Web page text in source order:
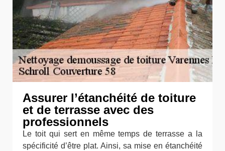
Assurer l’étanchéité de toiture
et de terrasse avec des
professionnels
Le toit qui sert en même temps de terrasse a la
spécificité d’être plat. Ainsi, sa mise en étanchéité